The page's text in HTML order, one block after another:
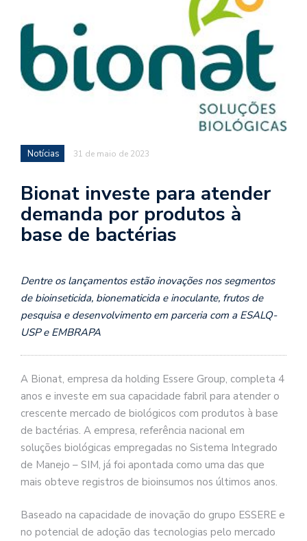
Notícias 31 de maio de 2023
Bionat investe para atender
demanda por produtos à
base de bactérias
Dentre os lançamentos estão inovações nos segmentos
de bioinseticida, bionematicida e inoculante, frutos de
pesquisa e desenvolvimento em parceria com a ESALQ-
USP e EMBRAPA
A Bionat, empresa da holding Essere Group, completa 4
anos e investe em sua capacidade fabril para atender o
crescente mercado de biológicos com produtos à base
de bactérias. A empresa, referência nacional em
soluções biológicas empregadas no Sistema Integrado
de Manejo – SIM, já foi apontada como uma das que
mais obteve registros de bioinsumos nos últimos anos.
Baseado na capacidade de inovação do grupo ESSERE e
no potencial de adoção das tecnologias pelo mercado